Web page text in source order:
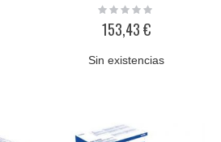
Rating:
153,43 €
Sin existencias